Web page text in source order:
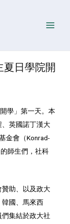
夏日學院開
學」第一天。本
英國諾丁漢大
金會（Konrad-
師生們，社科
助、以及政大
國、馬來西
集結於政大社